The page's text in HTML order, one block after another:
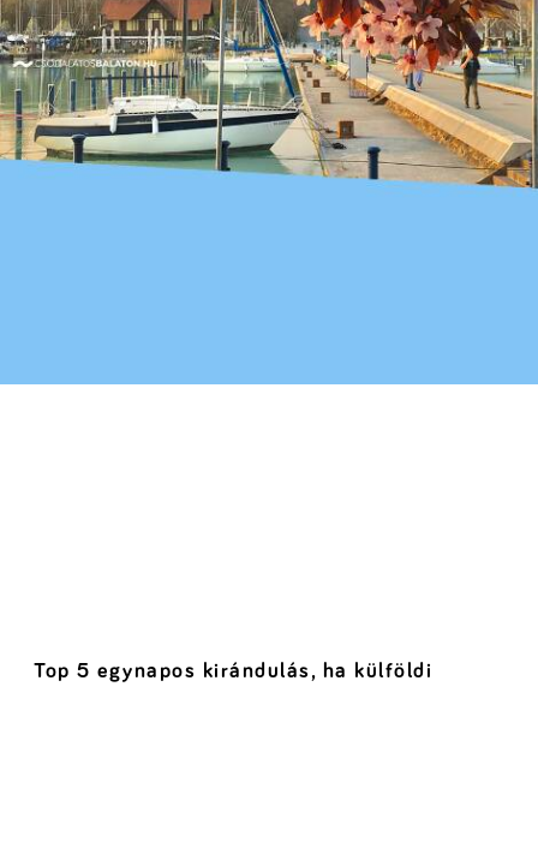
Top 5 egynapos kirándulás, ha külföldi